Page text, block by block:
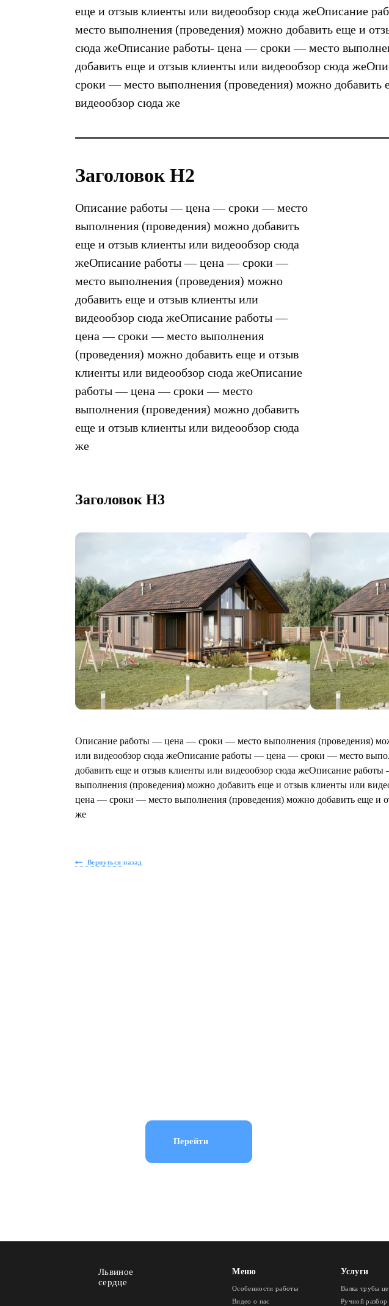
еще и отзыв клиенты или видеообзор сюда жеОписание
место выполнения (проведения) можно добавить еще и
сюда жеОписание работы- цена — сроки — место
добавить еще и отзыв клиенты или видеообзор сюда
сроки — место выполнения (проведения) можно добавить
видеообзор сюда же
Заголовок Н2
Описание работы — цена — сроки — место
выполнения (проведения) можно добавить
еще и отзыв клиенты или видеообзор сюда
жеОписание работы — цена — сроки —
место выполнения (проведения) можно
добавить еще и отзыв клиенты или
видеообзор сюда жеОписание работы —
цена — сроки — место выполнения
(проведения) можно добавить еще и отзыв
клиенты или видеообзор сюда жеОписание
работы — цена — сроки — место
выполнения (проведения) можно добавить
еще и отзыв клиенты или видеообзор сюда
же
Заголовок Н3
Описание работы — цена — сроки — место выполнения (проведения)
или видеообзор сюда жеОписание работы — цена — сроки — место
добавить еще и отзыв клиенты или видеообзор сюда жеОписание
выполнения (проведения) можно добавить еще и отзыв клиенты или
цена — сроки — место выполнения (проведения) можно добавить еще и
же
Вернуться назад
Перейти
Львиное
сердце
Меню
Особенности работы
Видео о нас
Услуги
Валка трубы
Ручной